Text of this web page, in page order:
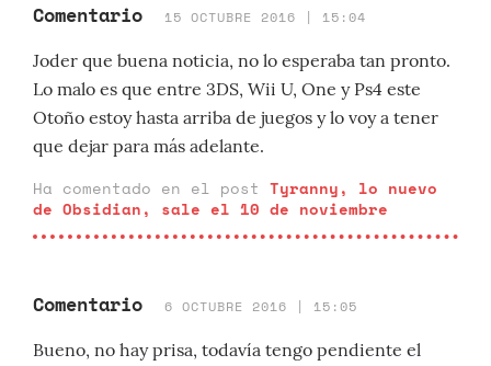
Comentario 15 OCTUBRE 2016 | 15:04
Joder que buena noticia, no lo esperaba tan pronto.
Lo malo es que entre 3DS, Wii U, One y Ps4 este
Otoño estoy hasta arriba de juegos y lo voy a tener
que dejar para más adelante.
Ha comentado en el post Tyranny, lo nuevo
de Obsidian, sale el 10 de noviembre
Comentario 6 OCTUBRE 2016 | 15:05
Bueno, no hay prisa, todavía tengo pendiente el